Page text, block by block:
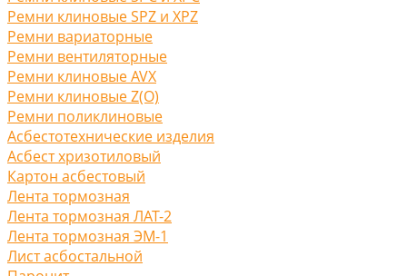
Ремни клиновые SPZ и XPZ
Ремни вариаторные
Ремни вентиляторные
Ремни клиновые AVX
Ремни клиновые Z(O)
Ремни поликлиновые
Асбестотехнические изделия
Асбест хризотиловый
Картон асбестовый
Лента тормозная
Лента тормозная ЛАТ-2
Лента тормозная ЭМ-1
Лист асбостальной